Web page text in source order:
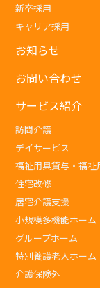
新卒採用
キャリア採用
お知らせ
お問い合わせ
サービス紹介
訪問介護
デイサービス
福祉用具貸与・福祉
住宅改修
居宅介護支援
小規模多機能ホーム
グループホーム
特別養護老人ホーム
介護保険外